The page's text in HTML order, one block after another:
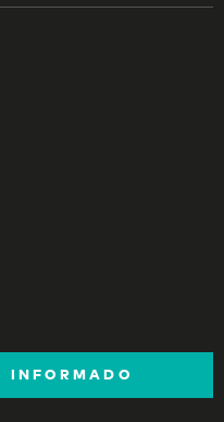
INFORMADO